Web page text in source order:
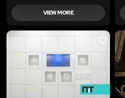
VIEW MORE
LIKE